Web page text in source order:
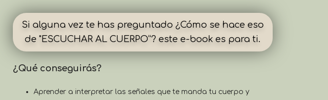
Si alguna vez te has preguntado ¿Cómo se hace eso
de "ESCUCHAR AL CUERPO”? este e-book es para ti.
¿Qué conseguirás?
Aprender a interpretar las señales que te manda tu cuerpo y